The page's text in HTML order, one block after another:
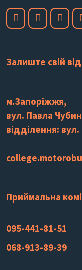
Залиште свій
м.Запоріжжя,
вул. Павла
відділення:
Приймальна
095-441-81-51
068-913-89-39